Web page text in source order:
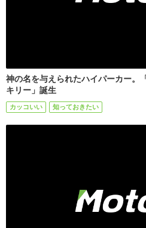
神の名を与えられたハイパーカー。
キリー」誕生
カッコいい 知っておきたい